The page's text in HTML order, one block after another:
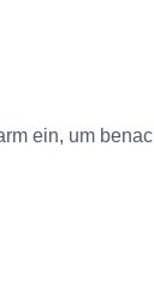
ein, um